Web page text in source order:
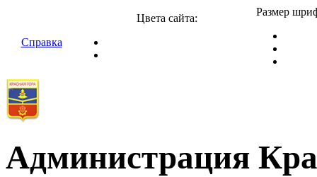
Справка
Цвета сайта:
Размер
Администрация